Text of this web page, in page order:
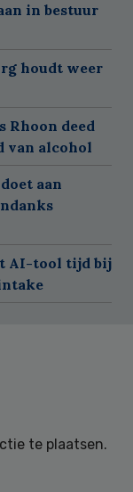
in bestuur
houdt weer
Rhoon deed
van alcohol
aan
AI-tool tijd bij
te plaatsen.